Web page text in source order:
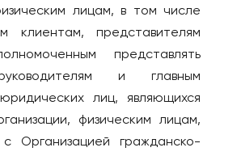
лицам, в том числе
клиентам, представителям
представлять
и главным
лиц, являющихся
физическим лицам,
Организацией гражданско-